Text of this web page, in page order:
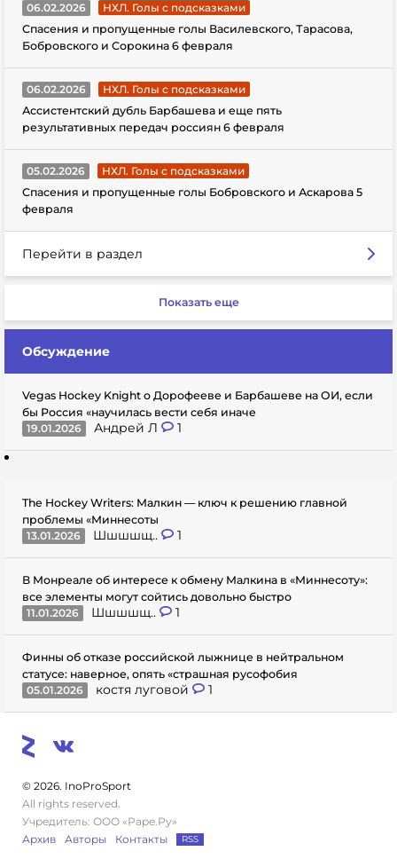
06.02.2026
НХЛ. Голы с подсказками
Спасения и пропущенные голы Василевского, Тарасова,
Бобровского и Сорокина 6 февраля
06.02.2026
НХЛ. Голы с подсказками
Ассистентский дубль Барбашева и еще пять
результативных передач россиян 6 февраля
05.02.2026
НХЛ. Голы с подсказками
Спасения и пропущенные голы Бобровского и Аскарова 5
февраля
Перейти в раздел
Показать еще
Обсуждение
Vegas Hockey Knight о Дорофееве и Барбашеве на ОИ, если
бы Россия «научилась вести себя иначе
19.01.2026
Андрей Л 1
The Hockey Writers: Малкин — ключ к решению главной
проблемы «Миннесоты
13.01.2026
Шшшшщ.. 1
В Монреале об интересе к обмену Малкина в «Миннесоту»:
все элементы могут сойтись довольно быстро
11.01.2026
Шшшшщ.. 1
Финны об отказе российской лыжнице в нейтральном
статусе: наверное, опять «страшная русофобия
05.01.2026
костя луговой 1
© 2026. InoProSport
All rights reserved.
Учредитель: ООО «Раре.Ру»
Архив
Авторы Контакты RSS